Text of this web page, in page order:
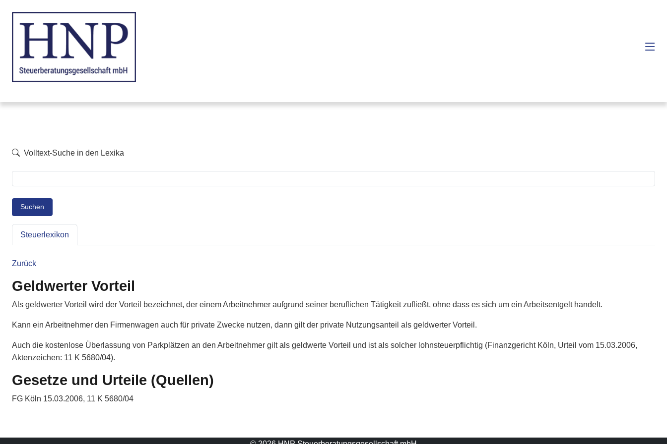
Volltext-Suche in den Lexika
Suchen
Steuerlexikon
Zurück
Geldwerter Vorteil
Als geldwerter Vorteil wird der Vorteil bezeichnet, der einem Arbeitnehmer aufgrund seiner beruflichen Tätigkeit zufließt, ohne dass es sich um ein Arbeitsentgelt handelt.
Kann ein Arbeitnehmer den Firmenwagen auch für private Zwecke nutzen, dann gilt der private Nutzungsanteil als geldwerter Vorteil.
Auch die kostenlose Überlassung von Parkplätzen an den Arbeitnehmer gilt als geldwerte Vorteil und ist als solcher lohnsteuerpflichtig (Finanzgericht Köln, Urteil vom 15.03.2006,
Aktenzeichen: 11 K 5680/04).
Gesetze und Urteile (Quellen)
FG Köln 15.03.2006, 11 K 5680/04